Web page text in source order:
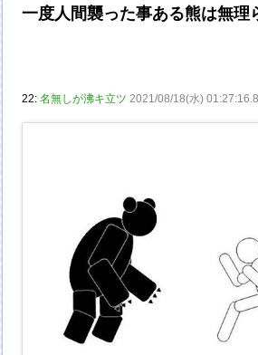
一度人間襲った事ある熊は無理
22:名無しが沸キ立ツ 2021/08/18(水)